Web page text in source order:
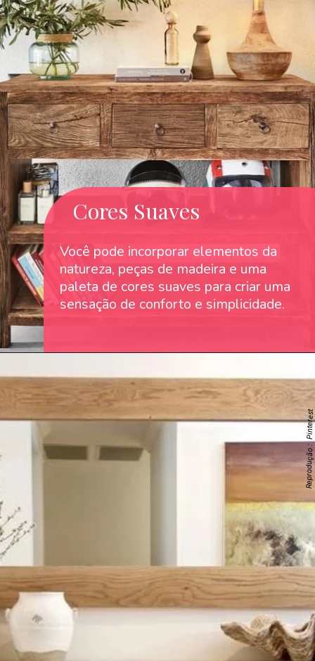
Cores Suaves
Você pode incorporar elementos da
natureza, peças de madeira e uma
paleta de cores suaves para criar uma
sensação de conforto e simplicidade.
Reprodução : Pinterest